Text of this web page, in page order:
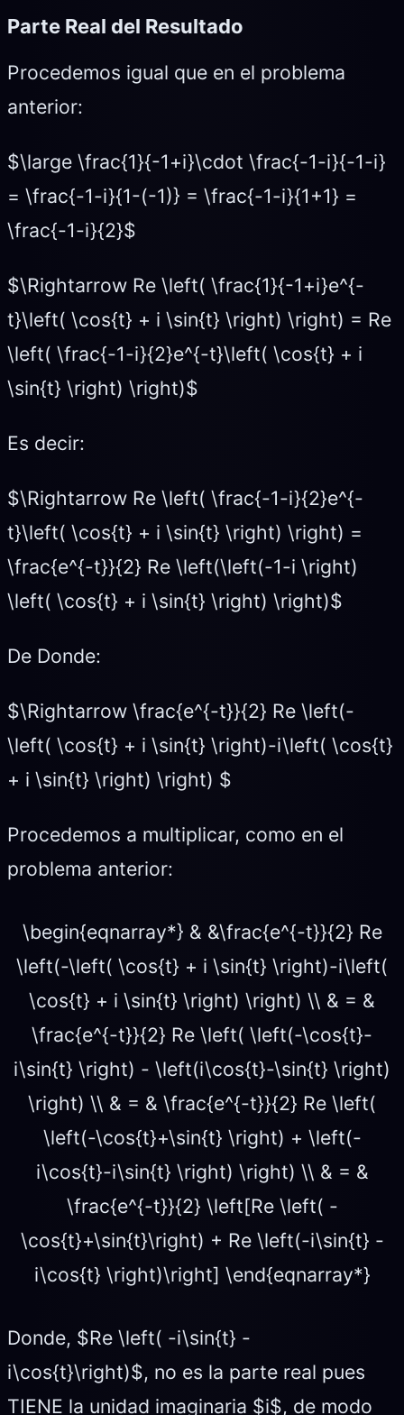
Parte Real del Resultado
Procedemos igual que en el problema
anterior:
$\large \frac{1}{-1+i}\cdot \frac{-1-i}{-1-i}
= \frac{-1-i}{1-(-1)} = \frac{-1-i}{1+1} =
\frac{-1-i}{2}$
$\Rightarrow Re \left( \frac{1}{-1+i}e^{-
t}\left( \cos{t} + i \sin{t} \right) \right) = Re
\left( \frac{-1-i}{2}e^{-t}\left( \cos{t} + i
\sin{t} \right) \right)$
Es decir:
$\Rightarrow Re \left( \frac{-1-i}{2}e^{-
t}\left( \cos{t} + i \sin{t} \right) \right) =
\frac{e^{-t}}{2} Re \left(\left(-1-i \right)
\left( \cos{t} + i \sin{t} \right) \right)$
De Donde:
$\Rightarrow \frac{e^{-t}}{2} Re \left(-
\left( \cos{t} + i \sin{t} \right)-i\left( \cos{t}
+ i \sin{t} \right) \right) $
Procedemos a multiplicar, como en el
problema anterior:
\begin{eqnarray*} & &\frac{e^{-t}}{2} Re
\left(-\left( \cos{t} + i \sin{t} \right)-i\left(
\cos{t} + i \sin{t} \right) \right) \\ & = &
\frac{e^{-t}}{2} Re \left( \left(-\cos{t}-
i\sin{t} \right) - \left(i\cos{t}-\sin{t} \right)
\right) \\ & = & \frac{e^{-t}}{2} Re \left(
\left(-\cos{t}+\sin{t} \right) + \left(-
i\cos{t}-i\sin{t} \right) \right) \\ & = &
\frac{e^{-t}}{2} \left[Re \left( -
\cos{t}+\sin{t}\right) + Re \left(-i\sin{t} -
i\cos{t} \right)\right] \end{eqnarray*}
Donde, $Re \left( -i\sin{t} -
i\cos{t}\right)$, no es la parte real pues
TIENE la unidad imaginaria $i$, de modo